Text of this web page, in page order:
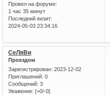
Провел на форуме:
1 час 35 минут
Последний визит:
2024-05-03 23:34:16
СеЛяВи
Проездом
Зарегистрирован: 2023-12-02
Приглашений: 0
Сообщений: 3
Уважение: [+0/-0]